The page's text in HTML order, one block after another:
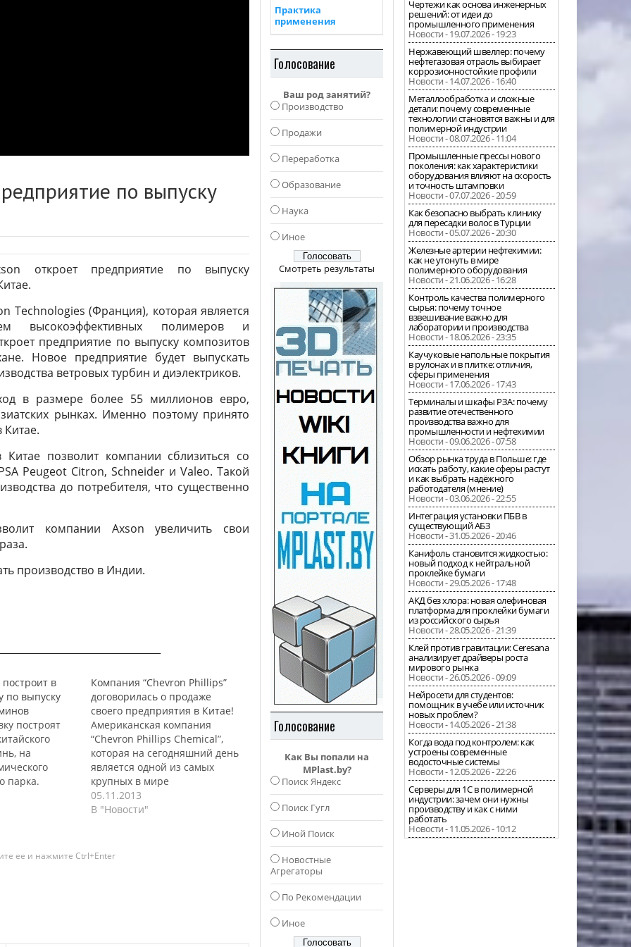
по выпуску
откроет предприятие по выпуску
Technologies (Франция), которая является
высокоэффективных полимеров и
предприятие по выпуску композитов
Новое предприятие будет выпускать
ветровых турбин и диэлектриков.
в размере более 55 миллионов евро,
рынках. Именно поэтому принято
позволит компании сблизиться со
Peugeot Citron, Schneider и Valeo. Такой
до потребителя, что существенно
компании Axson увеличить свои
производство в Индии.
построит в
по выпуску
построят
на
парка.
Компания “Chevron Phillips”
договорилась о продаже
своего предприятия в Китае!
Американская компания
“Chevron Phillips Chemical”,
которая на сегодняшний день
является одной из самых
крупных в мире
нефтехимических компаний,
приняла решение о продаже
расположенного на
05.11.2013
В "Новости"
ее и нажмите Ctrl+Enter
Практика
применения
Голосование
Ваш род занятий?
Производство
Продажи
Переработка
Образование
Наука
Иное
Смотреть результаты
Голосование
Как Вы попали на
MPlast.by?
Поиск Яндекс
Поиск Гугл
Иной Поиск
Новостные
Агрегаторы
По Рекомендации
Иное
Чертежи как основа инженерных
решений: от идеи до
промышленного применения
Новости - 19.07.2026 - 19:23
Нержавеющий швеллер: почему
нефтегазовая отрасль выбирает
коррозионностойкие профили
Новости - 14.07.2026 - 16:40
Металлообработка и сложные
детали: почему современные
технологии становятся важны и для
полимерной индустрии
Новости - 08.07.2026 - 11:04
Промышленные прессы нового
поколения: как характеристики
оборудования влияют на скорость
и точность штамповки
Новости - 07.07.2026 - 20:59
Как безопасно выбрать клинику
для пересадки волос в Турции
Новости - 05.07.2026 - 20:30
Железные артерии нефтехимии:
как не утонуть в мире
полимерного оборудования
Новости - 21.06.2026 - 16:28
Контроль качества полимерного
сырья: почему точное
взвешивание важно для
лаборатории и производства
Новости - 18.06.2026 - 23:35
Каучуковые напольные покрытия
в рулонах и в плитке: отличия,
сферы применения
Новости - 17.06.2026 - 17:43
Терминалы и шкафы РЗА: почему
развитие отечественного
производства важно для
промышленности и нефтехимии
Новости - 09.06.2026 - 07:58
Обзор рынка труда в Польше: где
искать работу, какие сферы растут
и как выбрать надёжного
работодателя (мнение)
Новости - 03.06.2026 - 22:55
Интеграция установки ПБВ в
существующий АБЗ
Новости - 31.05.2026 - 20:46
Канифоль становится жидкостью:
новый подход к нейтральной
проклейке бумаги
Новости - 29.05.2026 - 17:48
АКД без хлора: новая олефиновая
платформа для проклейки бумаги
из российского сырья
Новости - 28.05.2026 - 21:39
Клей против гравитации: Ceresana
анализирует драйверы роста
мирового рынка
Новости - 26.05.2026 - 09:09
Нейросети для студентов:
помощник в учебе или источник
новых проблем?
Новости - 14.05.2026 - 21:38
Когда вода под контролем: как
устроены современные
водосточные системы
Новости - 12.05.2026 - 22:26
Серверы для 1С в полимерной
индустрии: зачем они нужны
производству и как с ними
работать
Новости - 11.05.2026 - 10:12